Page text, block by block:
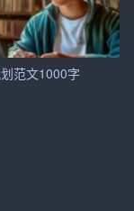
强的市场分析、
，不断提升自
范文1000字